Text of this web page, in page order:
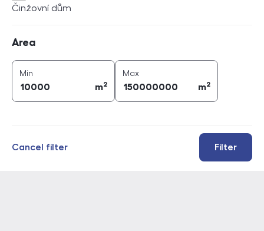
Činžovní dům
Area
Min
m2
Maxarea (
m2
Filter
Cancel filter